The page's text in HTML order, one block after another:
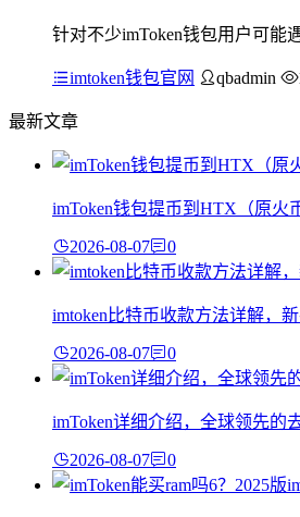
针对不少imToken钱包用户可能
imtoken钱包官网 qbadmin
最新文章
imToken钱包提币到HTX（原火
2026-08-07 0
imtoken比特币收款方法详解，
2026-08-07 0
imToken详细介绍，全球领先的
2026-08-07 0